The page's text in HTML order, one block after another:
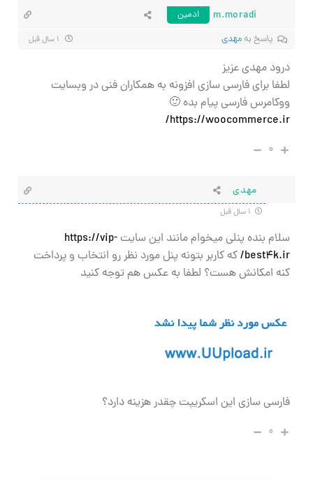
m.moradi
ادمین
پاسخ بهمهدی
درود مهدی عزیز
لطفا برای فارسی سازی افزونه به همکاران فنی در وبسایت
ووکامرس فارسی پیام بده 🙂
https://woocommerce.ir/
۰
مهدی
سلام بنده پنلی میخوام مانند این سایت https://vip-
best4k.ir/ که کاربر بتونه پنل مورد نظر رو انتخاب و پرداخت
کنه امکانش هست؟ لطفا به عکس هم توجه کنید
فارسی سازی این اسکریپت چقدر هزینه دارد؟
۰